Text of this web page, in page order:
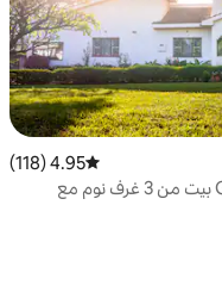
متوسط التقييم 4.95 من 5، 118 مراجعات
4.95 (118)
GTen's Gardens بيت من 3 غرف نوم مع